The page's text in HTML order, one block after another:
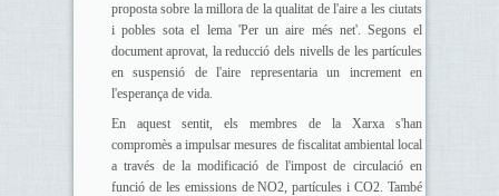
proposta sobre la millora de la qualitat de l'aire a les ciutats
i pobles sota el lema 'Per un aire més net'. Segons el
document aprovat, la reducció dels nivells de les partícules
en suspensió de l'aire representaria un increment en
l'esperança de vida.
En aquest sentit, els membres de la Xarxa s'han
compromès a impulsar mesures de fiscalitat ambiental local
a través de la modificació de l'impost de circulació en
funció de les emissions de NO2, partícules i CO2. També